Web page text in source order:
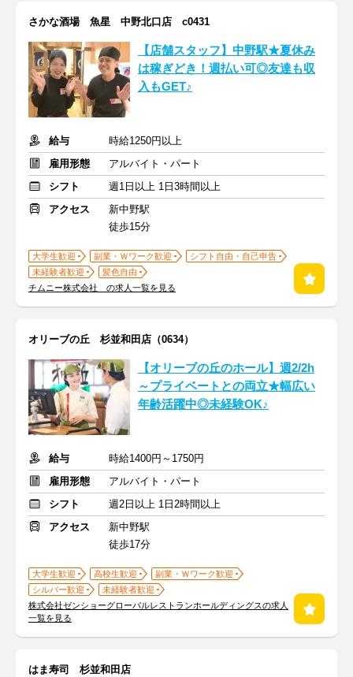
さかな酒場 魚星 中野北口店 c0431
【店舗スタッフ】中野駅★夏休み
は稼ぎどき！週払い可◎友達も収
入もGET♪
給与
時給1250円以上
雇用形態
アルバイト・パート
シフト
週1日以上 1日3時間以上
アクセス
新中野駅
徒歩15分
大学生歓迎 副業・Ｗワーク歓迎
シフト自由・自己申告
未経験者歓迎
髪色自由
チムニー株式会社 の求人一覧を見る
オリーブの丘 杉並和田店（0634）
【オリーブの丘のホール】週2/2h
～プライベートとの両立★幅広い
年齢活躍中◎未経験OK♪
給与
時給1400円～1750円
雇用形態
アルバイト・パート
シフト
週2日以上 1日2時間以上
アクセス
新中野駅
徒歩17分
大学生歓迎 高校生歓迎
副業・Ｗワーク歓迎
シルバー歓迎
未経験者歓迎
株式会社ゼンショーグローバルレストランホールディングスの求人
一覧を見る
はま寿司 杉並和田店